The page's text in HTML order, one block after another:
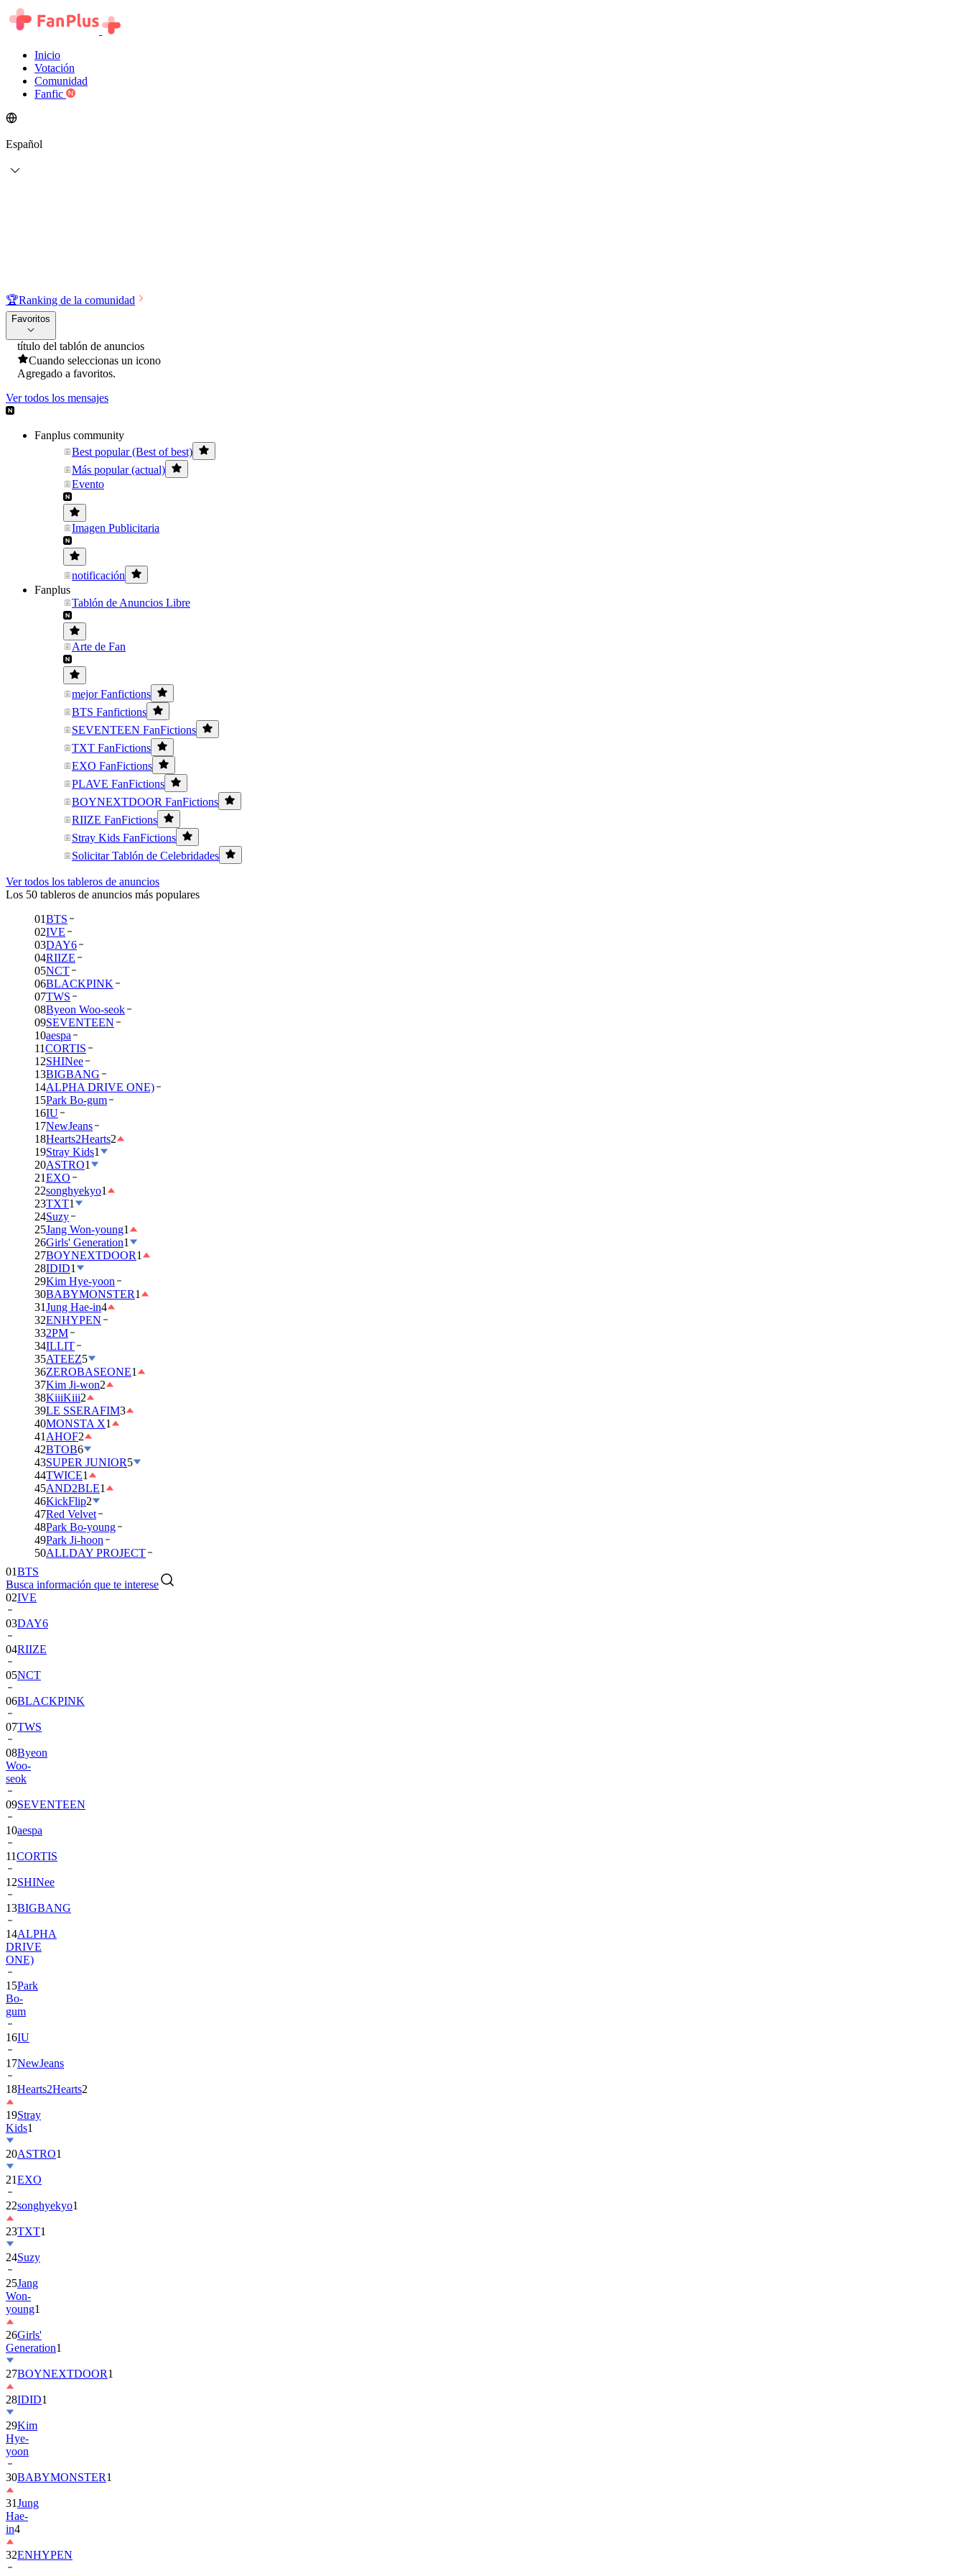
Inicio
Votación
Comunidad
Fanfic
Español
🏆Ranking de la comunidad
Favoritos
título del tablón de anuncios
Cuando seleccionas un icono
Agregado a favoritos.
Ver todos los mensajes
Fanplus community
Best popular (Best of best)
Más popular (actual)
Evento
Imagen Publicitaria
notificación
Fanplus
Tablón de Anuncios Libre
Arte de Fan
mejor Fanfictions
BTS Fanfictions
SEVENTEEN FanFictions
TXT FanFictions
EXO FanFictions
PLAVE FanFictions
BOYNEXTDOOR FanFictions
RIIZE FanFictions
Stray Kids FanFictions
Solicitar Tablón de Celebridades
Ver todos los tableros de anuncios
Los 50 tableros de anuncios más populares
01BTS
02IVE
03DAY6
04RIIZE
05NCT
06BLACKPINK
07TWS
08Byeon Woo-seok
09SEVENTEEN
10aespa
11CORTIS
12SHINee
13BIGBANG
14ALPHA DRIVE ONE)
15Park Bo-gum
16IU
17NewJeans
18Hearts2Hearts2
19Stray Kids1
20ASTRO1
21EXO
22songhyekyo1
23TXT1
24Suzy
25Jang Won-young1
26Girls' Generation1
27BOYNEXTDOOR1
28IDID1
29Kim Hye-yoon
30BABYMONSTER1
31Jung Hae-in4
32ENHYPEN
332PM
34ILLIT
35ATEEZ5
36ZEROBASEONE1
37Kim Ji-won2
38KiiiKiii2
39LE SSERAFIM3
40MONSTA X1
41 AHOF2
42BTOB6
43SUPER JUNIOR5
44TWICE1
45AND2BLE1
46KickFlip2
47Red Velvet
48Park Bo-young
49Park Ji-hoon
50ALLDAY PROJECT
Busca información que te interese
BTS
02IVE
03DAY6
04RIIZE
05NCT
06BLACKPINK
07TWS
08Byeon
Woo-
seok
09SEVENTEEN
10aespa
11CORTIS
12SHINee
13BIGBANG
14ALPHA
DRIVE
ONE)
15Park
Bo-
gum
16IU
17NewJeans
18Hearts2Hearts
19Stray
Kids
20ASTRO
21EXO
22songhyekyo
23TXT1
24Suzy
25Jang
Won-
young1
26Girls'
Generation
27BOYNEXTDOOR
28IDID1
29Kim
Hye-
yoon
30BABYMONSTER
31Jung
Hae-
in4
32ENHYPEN
332PM